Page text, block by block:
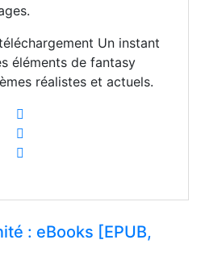
Un instant
éléments de fantasy
réalistes et actuels.
: eBooks [EPUB,